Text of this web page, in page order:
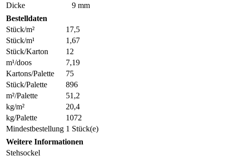
Dicke
9 mm
Bestelldaten
Stück/m²
17,5
Stück/m¹
1,67
Stück/Karton
12
m¹/doos
7,19
Kartons/Palette
75
Stück/Palette
896
m²/Palette
51,2
kg/m²
20,4
kg/Palette
1072
Mindestbestellung 1 Stück(e)
Weitere Informationen
Stehsockel